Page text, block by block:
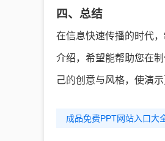
四、总结
在信息快速传播的时代
介绍，希望能帮助您在
己的创意与风格，使演
成品免费PPT网站入口大